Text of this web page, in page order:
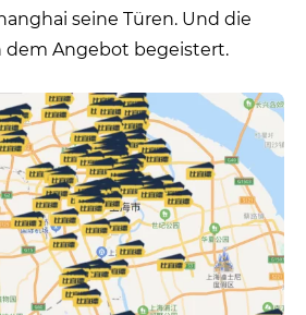
seine Türen. Und die
dem Angebot begeistert.